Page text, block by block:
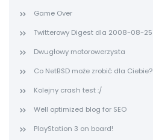
Game Over
Twitterowy Digest dla 2008-08-25
Dwugłowy motorowerzysta
Co NetBSD może zrobić dla Ciebie?
Kolejny crash test :/
Well optimized blog for SEO
PlayStation 3 on board!